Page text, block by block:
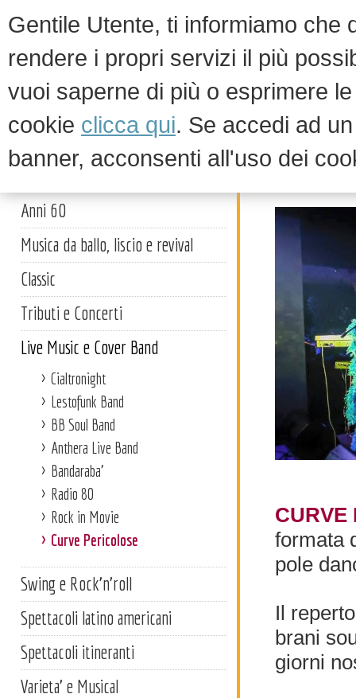
Gentile Utente, ti informiamo che
rendere i propri servizi il più
vuoi saperne di più o esprimere
cookie clicca qui. Se accedi ad
banner, acconsenti all'uso dei
Artisti
Anni 60
Musica da ballo, liscio e revival
Classic
Tributi e Concerti
Live Music e Cover Band
Cialtronight
Lestofunk Band
BB Soul Band
Anthera Live Band
Bandaraba'
Radio 80
Rock in Movie
Curve Pericolose
Swing e Rock'n'roll
Spettacoli latino americani
Spettacoli itineranti
Varieta' e Musical
Curve
formata
pole
Il
brani
giorni